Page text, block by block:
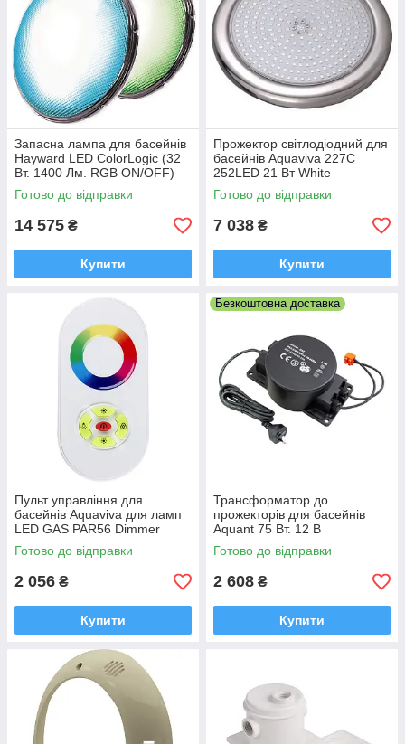
Запасна лампа для басейнів
Hayward LED ColorLogic (32
Вт. 1400 Лм. RGB ON/OFF)
Готово до відправки
14 575 ₴
Купити
Прожектор світлодіодний для
басейнів Aquaviva 227C
252LED 21 Вт White
Готово до відправки
7 038 ₴
Купити
Пульт управління для
басейнів Aquaviva для ламп
LED GAS PAR56 Dimmer
Готово до відправки
2 056 ₴
Купити
Безкоштовна доставка
Трансформатор до
прожекторів для басейнів
Aquant 75 Вт. 12 В
Готово до відправки
2 608 ₴
Купити